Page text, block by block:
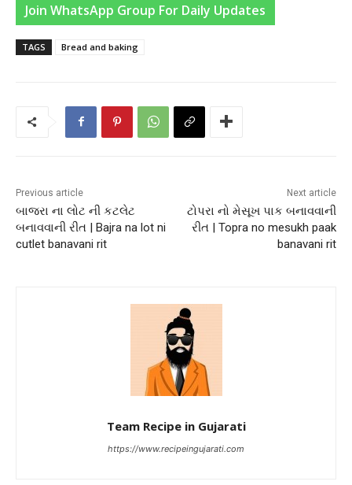
Join WhatsApp Group For Daily Updates
TAGS Bread and baking
Previous article
બાજરા ના લોટ ની કટલેટ
બનાવવાની રીત | Bajra na lot ni
cutlet banavani rit
Next article
ટોપરા નો મેસૂખ પાક બનાવવાની
રીત | Topra no mesukh paak
banavani rit
Team Recipe in Gujarati
https://www.recipeingujarati.com